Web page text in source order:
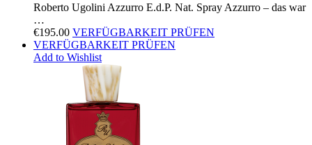
Roberto Ugolini Azzurro E.d.P. Nat. Spray Azzurro – das war
…
€195.00 VERFÜGBARKEIT PRÜFEN
VERFÜGBARKEIT PRÜFEN
Add to Wishlist